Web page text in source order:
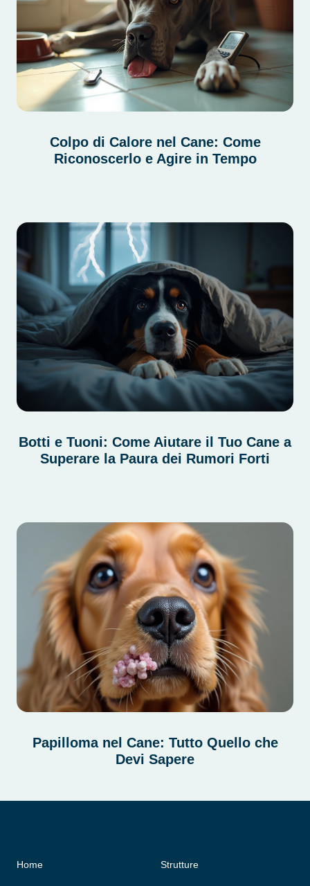
Colpo di Calore nel Cane: Come
Riconoscerlo e Agire in Tempo
Botti e Tuoni: Come Aiutare il Tuo Cane a
Superare la Paura dei Rumori Forti
Papilloma nel Cane: Tutto Quello che
Devi Sapere
Home Strutture